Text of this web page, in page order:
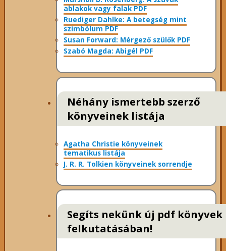
ablakok vagy falak PDF
Ruediger Dahlke: A betegség mint
szimbólum PDF
Susan Forward: Mérgező szülők PDF
Szabó Magda: Abigél PDF
Néhány ismertebb szerző
könyveinek listája
Agatha Christie könyveinek
tematikus listája
J. R. R. Tolkien könyveinek sorrendje
Segíts nekünk új pdf könyvek
felkutatásában!